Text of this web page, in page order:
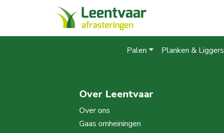
Palen Planken & Liggers
Over Leentvaar
Over ons
Gaas omheiningen